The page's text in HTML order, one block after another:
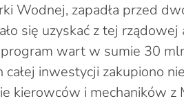
Wodnej, zapadła przed
się uzyskać z tej rządowej
wart w sumie 30
inwestycji zakupiono
kierowców i mechaników z